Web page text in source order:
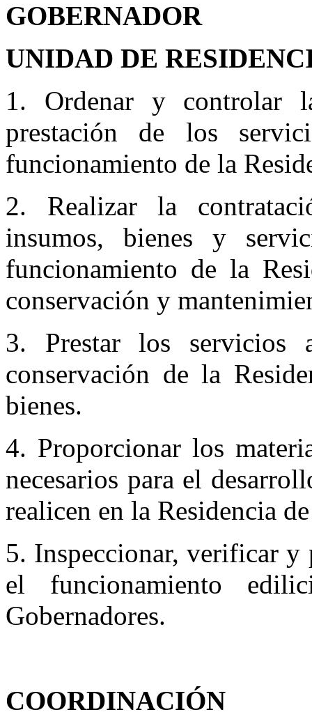
GOBERNADOR
UNIDAD DE
1. Ordenar y controlar
prestación de los
funcionamiento de la
2. Realizar la
insumos, bienes y
funcionamiento de la
conservación y
3. Prestar los servicios
conservación de la
bienes.
4. Proporcionar los
necesarios para el
realicen en la Residencia
5. Inspeccionar, verificar y
el funcionamiento
Gobernadores.